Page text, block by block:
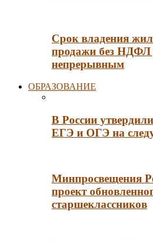
Срок владения
продажи без НДФЛ
непрерывным
ОБРАЗОВАНИЕ
В России
ЕГЭ и ОГЭ на
Минпросвещения
проект
старшеклассников